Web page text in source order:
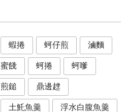
蝦捲 蚵仔煎 滷麵
蜜餞 蚵捲 蚵嗲
煎鎚 鼎邊趖
土魠魚羹 浮水白腹魚羹